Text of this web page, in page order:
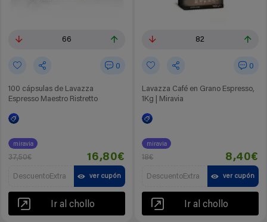
66
0
100 cápsulas de Lavazza
Espresso Maestro Ristretto
miravia
37,50€ 16,80€
DescuentoExtra ver cupón
Ir al chollo
82
0
Lavazza Café en Grano Espresso,
1Kg | Miravia
miravia
18€ 8,40€
DescuentoExtra ver cupón
Ir al chollo